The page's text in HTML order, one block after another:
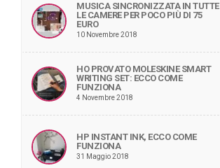
MUSICA SINCRONIZZATA IN TUTTE
LE CAMERE PER POCO PIÙ DI 75
EURO
10 Novembre 2018
HO PROVATO MOLESKINE SMART
WRITING SET: ECCO COME
FUNZIONA
4 Novembre 2018
HP INSTANT INK, ECCO COME
FUNZIONA
31 Maggio 2018